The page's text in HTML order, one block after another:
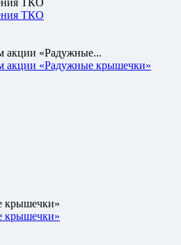
ТКО
акции «Радужные...
акции «Радужные крышечки»
крышечки»
крышечки»